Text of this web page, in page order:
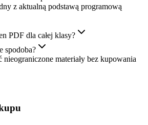
z aktualną podstawą programową
PDF dla całej klasy?
spodoba?
nieograniczone materiały bez kupowania